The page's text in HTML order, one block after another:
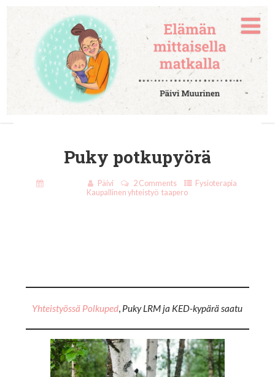
Puky potkupyörä
Päivi 2 Comments Fysioterapia
Kaupallinen yhteistyö ,taapero
Yhteistyössä Polkuped, Puky LRM ja KED-kypärä saatu